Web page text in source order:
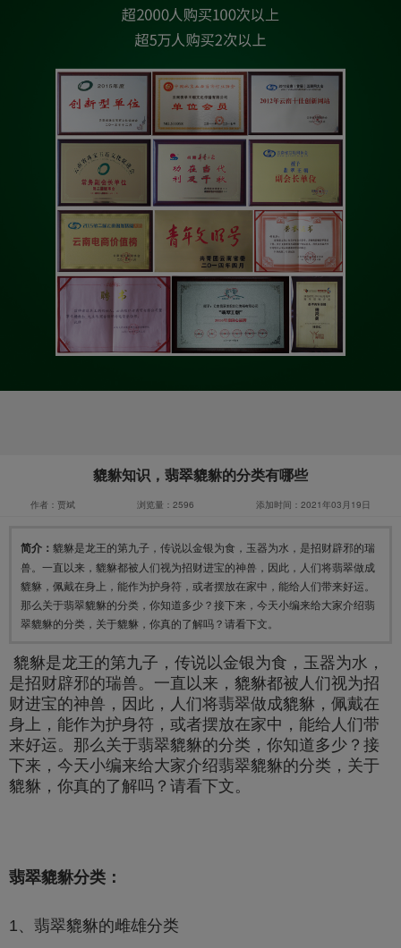
貔貅知识，翡翠貔貅的分类有哪些
作者：贾斌 浏览量：2596 添加时间：2021年03月19日
简介： 貔貅是龙王的第九子，传说以金银为食，玉器为水，是招财辟邪的瑞
兽。一直以来，貔貅都被人们视为招财进宝的神兽，因此，人们将翡翠做成
貔貅，佩戴在身上，能作为护身符，或者摆放在家中，能给人们带来好运。
那么关于翡翠貔貅的分类，你知道多少？接下来，今天小编来给大家介绍翡
翠貔貅的分类，关于貔貅，你真的了解吗？请看下文。
貔貅是龙王的第九子，传说以金银为食，玉器为水，
是招财辟邪的瑞兽。一直以来， 貔貅都被人们视为招
财进宝的神兽，因此，人们将翡翠做成貔貅 ，佩戴在
身上，能作为护身符，或者摆放在家中，能给人们带
来好运。那么关于翡翠貔貅的分类，你知道多少？接
下来，今天小编来给大家介绍翡翠貔貅的分类，关于
貔貅 ，你真的了解吗？请看下文。
翡翠貔貅分类：
1、 翡翠貔貅的雌雄分类